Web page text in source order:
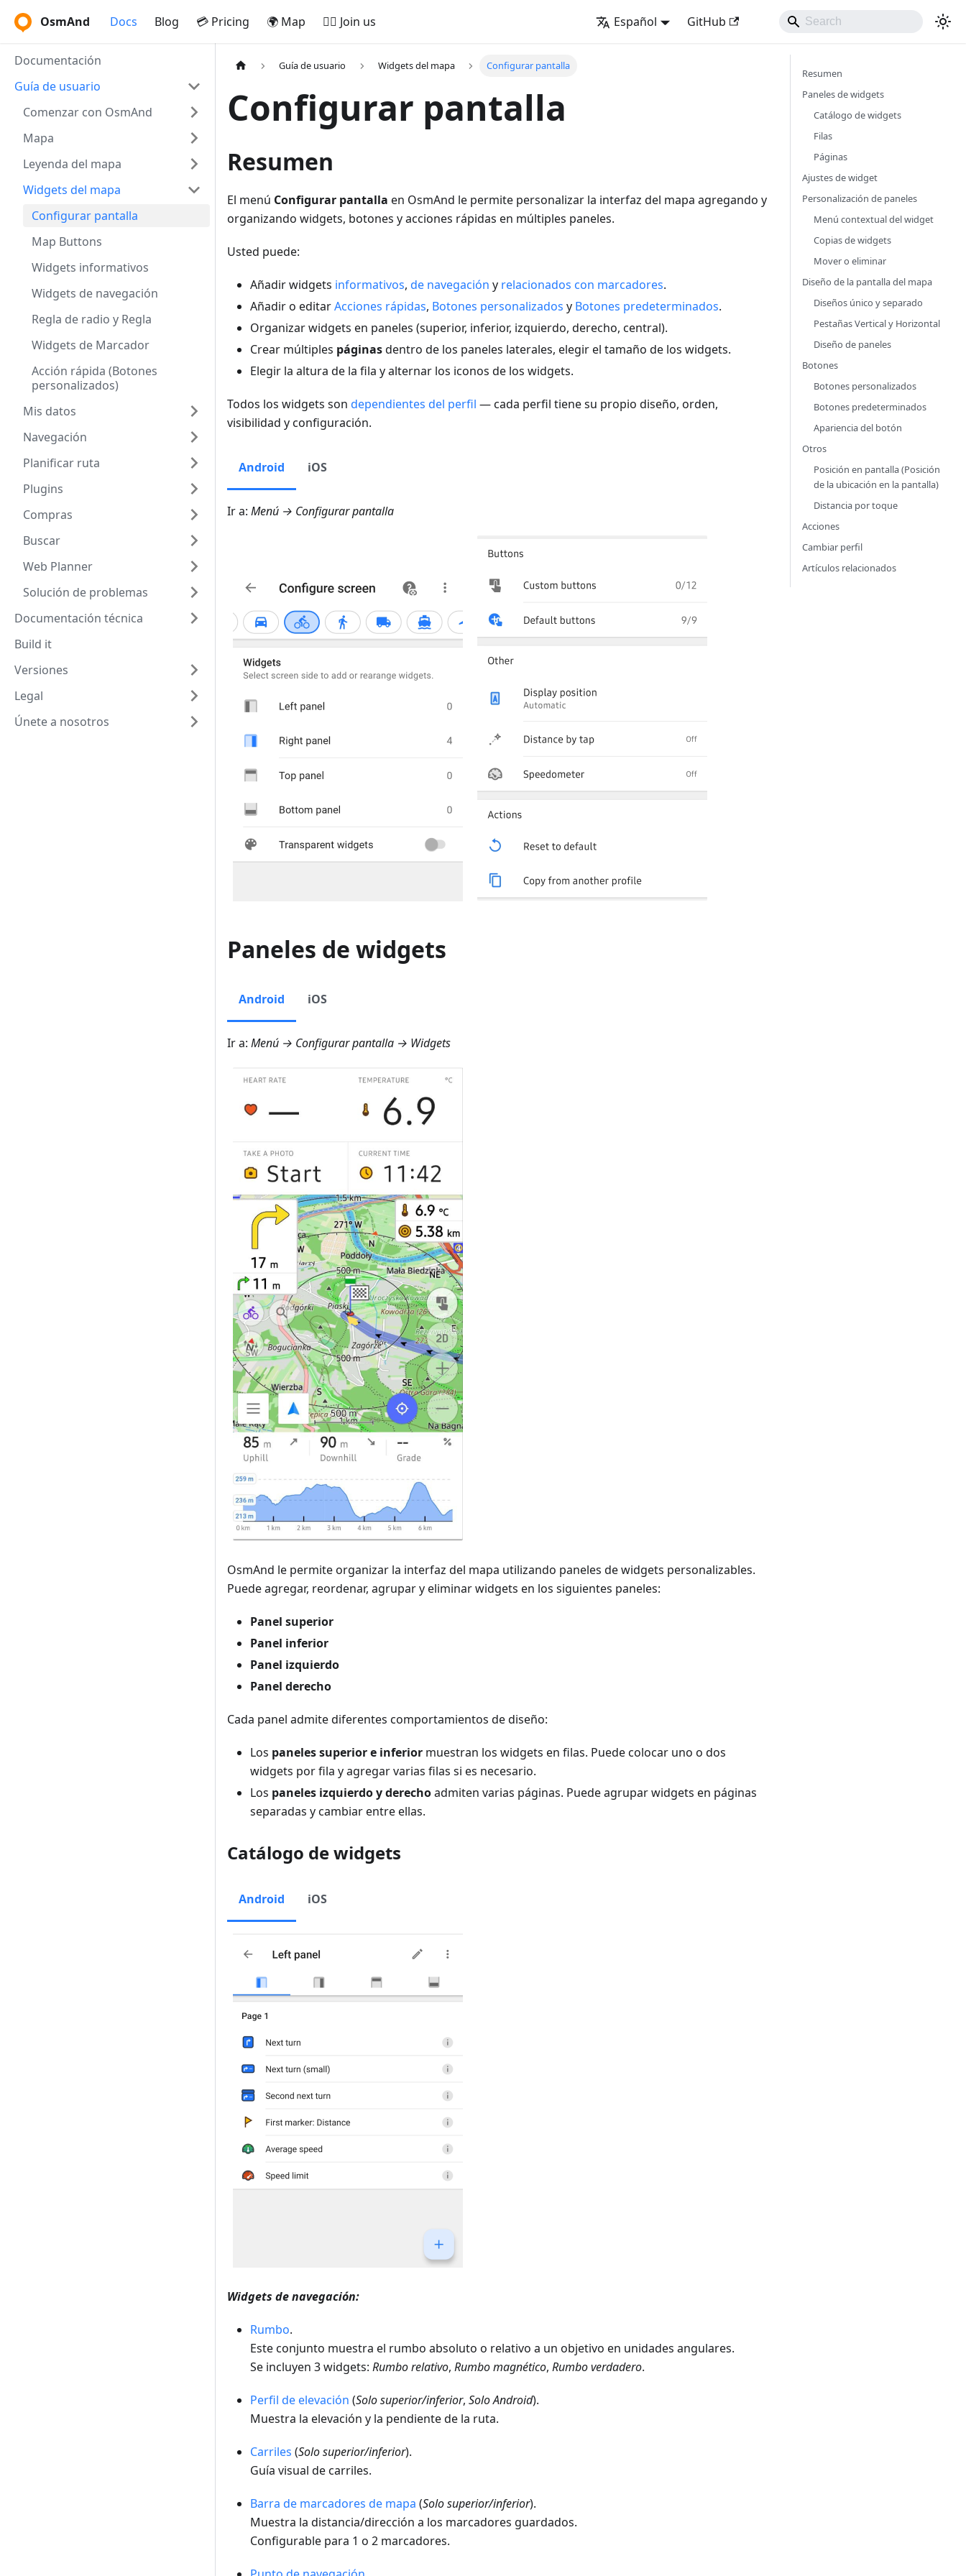
OsmAnd Docs Blog 💳 Pricing 🌍 Map 🚵‍♂️ Join us Español GitHub
Documentación
Guía de usuario
Comenzar con OsmAnd
Mapa
Leyenda del mapa
Widgets del mapa
Configurar pantalla
Map Buttons
Widgets informativos
Widgets de navegación
Regla de radio y Regla
Widgets de Marcador
Acción rápida (Botones
personalizados)
Mis datos
Navegación
Planificar ruta
Plugins
Compras
Buscar
Web Planner
Solución de problemas
Documentación técnica
Build it
Versiones
Legal
Únete a nosotros
Guía de usuario Widgets del mapa Configurar pantalla
Configurar pantalla
Resumen
El menú Configurar pantalla en OsmAnd le permite personalizar la interfaz del mapa agregando y
organizando widgets, botones y acciones rápidas en múltiples paneles.
Usted puede:
Añadir widgets informativos, de navegación y relacionados con marcadores.
Añadir o editarAcciones rápidas, Botones personalizados y Botones predeterminados.
Organizar widgets en paneles (superior, inferior, izquierdo, derecho, central).
Crear múltiples páginasdentro de los paneles laterales, elegir el tamaño de los widgets.
Elegir la altura de la fila y alternar los iconos de los widgets.
Todos los widgets son dependientes del perfil — cada perfil tiene su propio diseño, orden,
visibilidad y configuración.
Android iOS
Ir a: Menú → Configurar pantalla
Paneles de widgets
Android iOS
Ir a: Menú → Configurar pantalla → Widgets
OsmAnd le permite organizar la interfaz del mapa utilizando paneles de widgets personalizables.
Puede agregar, reordenar, agrupar y eliminar widgets en los siguientes paneles:
Panel superior
Panel inferior
Panel izquierdo
Panel derecho
Cada panel admite diferentes comportamientos de diseño:
Los paneles superior e inferior muestran los widgets en filas. Puede colocar uno o dos
widgets por fila y agregar varias filas si es necesario.
Los paneles izquierdo y derechoadmiten varias páginas. Puede agrupar widgets en páginas
separadas y cambiar entre ellas.
Catálogo de widgets
Android iOS
Widgets de navegación:
Rumbo.
Este conjunto muestra el rumbo absoluto o relativo a un objetivo en unidades angulares.
Se incluyen 3 widgets: Rumbo relativo, Rumbo magnético, Rumbo verdadero.
Perfil de elevación (Solo superior/inferior, Solo Android).
Muestra la elevación y la pendiente de la ruta.
Carriles (Solo superior/inferior).
Guía visual de carriles.
Barra de marcadores de mapa (Solo superior/inferior).
Muestra la distancia/dirección a los marcadores guardados.
Configurable para 1 o 2 marcadores.
Resumen
Paneles de widgets
Catálogo de widgets
Filas
Páginas
Ajustes de widget
Personalización de paneles
Menú contextual del widget
Copias de widgets
Mover o eliminar
Diseño de la pantalla del mapa
Diseños único y separado
Pestañas Vertical y Horizontal
Diseño de paneles
Botones
Botones personalizados
Botones predeterminados
Apariencia del botón
Otros
Posición en pantalla (Posición
de la ubicación en la pantalla)
Distancia por toque
Acciones
Cambiar perfil
Artículos relacionados